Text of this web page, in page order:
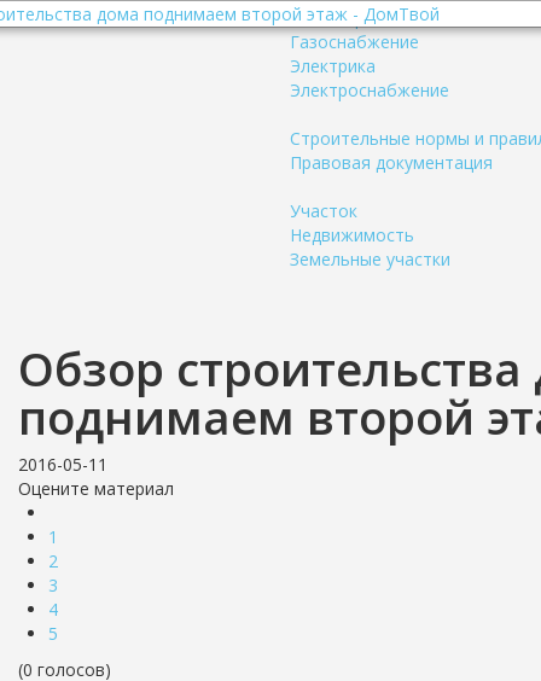
Инженерные системы
Газоснабжение
Электрика
Электроснабжение
Строительные нормы и
Правовая документация
Участок
Недвижимость
Земельные участки
Обзор
поднимаем второй
2016-05-11
Оцените материал
1
2
3
4
5
(0 голосов)